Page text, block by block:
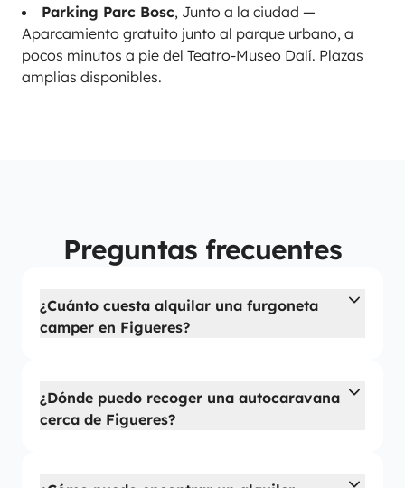
Parking Parc Bosc, Junto a la ciudad —
Aparcamiento gratuito junto al parque urbano, a
pocos minutos a pie del Teatro-Museo Dalí. Plazas
amplias disponibles.
Preguntas frecuentes
¿Cuánto cuesta alquilar una furgoneta
camper en Figueres?
¿Dónde puedo recoger una autocaravana
cerca de Figueres?